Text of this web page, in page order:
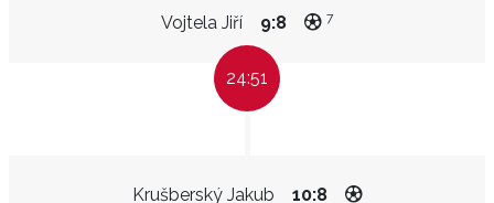
Vojtela Jiří 9:8 7
24:51
Krušberský Jakub 10:8